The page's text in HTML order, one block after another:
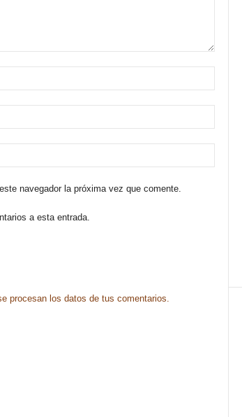
navegador la próxima vez que comente.
a esta entrada.
procesan los datos de tus comentarios.